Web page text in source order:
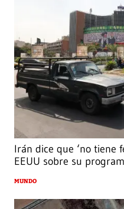
Irán dice que ‘no tiene
EEUU sobre su
MUNDO